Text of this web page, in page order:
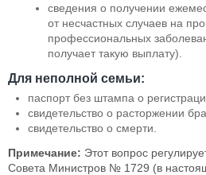
сведения о получении
от несчастных случаев на
профессиональных
получает такую выплату).
Для неполной семьи:
паспорт без штампа о
свидетельство о расторжении
свидетельство о смерти.
Примечание: Этот вопрос
Совета Министров № 1729 (в